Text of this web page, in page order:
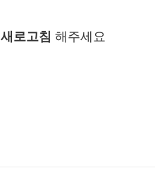
새로고침 해주세요